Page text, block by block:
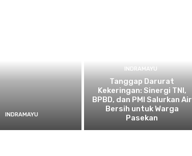
INDRAMAYU
INDRAMAYU
​Tanggap Darurat
Kekeringan: Sinergi TNI,
BPBD, dan PMI Salurkan Air
Bersih untuk Warga
Pasekan